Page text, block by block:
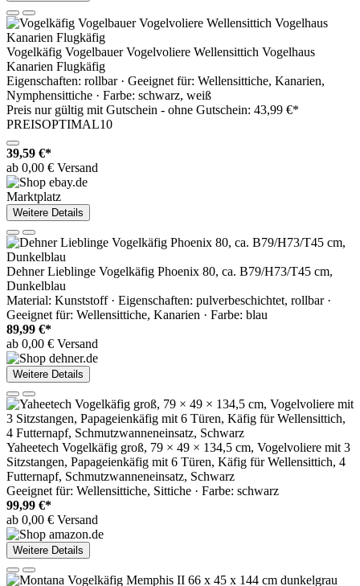
Vogelkäfig Vogelbauer Vogelvoliere Wellensittich Vogelhaus
Kanarien Flugkäfig
Eigenschaften: rollbar · Geeignet für: Wellensittiche, Kanarien,
Nymphensittiche · Farbe: schwarz, weiß
Preis nur gültig mit Gutschein - ohne Gutschein: 43,99 €*
PREISOPTIMAL10
39,59 €*
ab 0,00 € Versand
Marktplatz
Weitere Details
Dehner Lieblinge Vogelkäfig Phoenix 80, ca. B79/H73/T45 cm,
Dunkelblau
Material: Kunststoff · Eigenschaften: pulverbeschichtet, rollbar ·
Geeignet für: Wellensittiche, Kanarien · Farbe: blau
89,99 €*
ab 0,00 € Versand
Weitere Details
Yaheetech Vogelkäfig groß, 79 × 49 × 134,5 cm, Vogelvoliere mit 3
Sitzstangen, Papageienkäfig mit 6 Türen, Käfig für Wellensittich, 4
Futternapf, Schmutzwanneneinsatz, Schwarz
Geeignet für: Wellensittiche, Sittiche · Farbe: schwarz
99,99 €*
ab 0,00 € Versand
Weitere Details